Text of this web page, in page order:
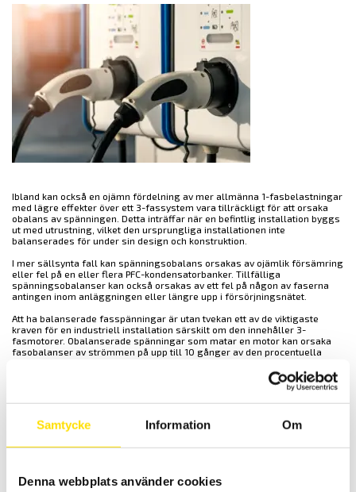
Samtycke Information Om
Denna webbplats använder cookies
Ibland kan också en ojämn fördelning av mer allmänna 1-fasbelastningar
med lägre effekter över ett 3-fassystem vara tillräckligt för att orsaka
obalans av spänningen. Detta inträffar när en befintlig installation byggs
ut med utrustning, vilket den ursprungliga installationen inte
balanserades för under sin design och konstruktion.
I mer sällsynta fall kan spänningsobalans orsakas av ojämlik försämring
eller fel på en eller flera PFC-kondensatorbanker. Tillfälliga
spänningsobalanser kan också orsakas av ett fel på någon av faserna
antingen inom anläggningen eller längre upp i försörjningsnätet.
Att ha balanserade fasspänningar är utan tvekan ett av de viktigaste
kraven för en industriell installation särskilt om den innehåller 3-
fasmotorer. Obalanserade spänningar som matar en motor kan orsaka
fasobalanser av strömmen på upp till 10 gånger av den procentuella
motorer som arbetar på obalanserade försörjningar nedgraderas
betydligt för att minska tillgängliga belastningar redan för relativt små
nedgraderingar av kraftkablarna på grund av ökade förluster i kablarna.